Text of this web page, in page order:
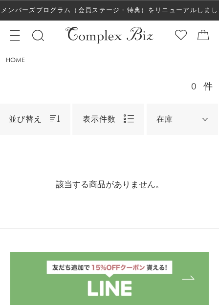
メンバーズプログラム（会員ステージ・特典）をリニューアルしまし
た！
HOME
0 件
並び替え 表示件数 在庫
該当する商品がありません。